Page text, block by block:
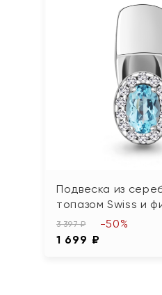
Подвеска из
топазом Swiss и
3 397 ₽
1 699 ₽
-50%